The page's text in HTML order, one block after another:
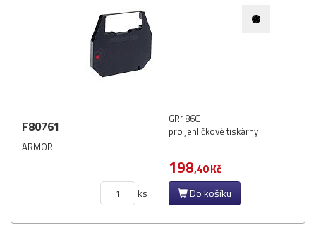
F80761
ARMOR
GR186C
pro jehličkové tiskárny
198,40 Kč
ks Do košíku